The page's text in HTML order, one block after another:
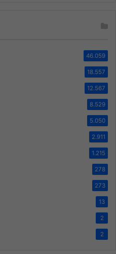
46.059
18.557
12.567
8.529
5.050
2.911
1.215
278
273
13
2
2